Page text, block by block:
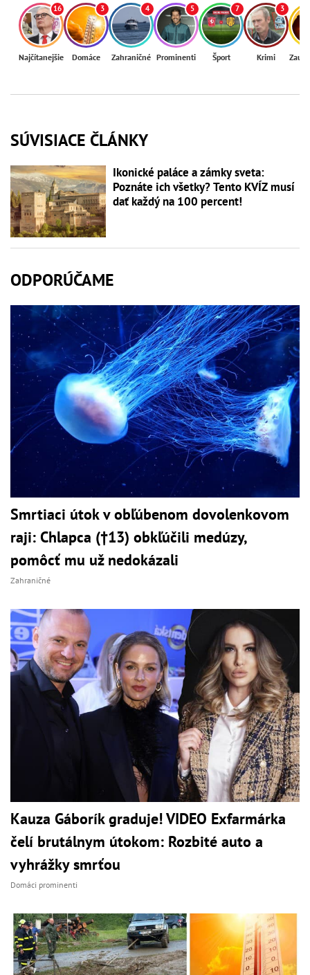
16
Najčítanejšie
3
Domáce
4
Zahraničné
5
Prominenti
7
Šport
3
Krimi
SÚVISIACE ČLÁNKY
Ikonické paláce a zámky sveta:
Poznáte ich všetky? Tento KVÍZ musí
dať každý na 100 percent!
ODPORÚČAME
Smrtiaci útok v obľúbenom dovolenkovom
raji: Chlapca (†13) obkľúčili medúzy,
pomôcť mu už nedokázali
Zahraničné
Kauza Gáborík graduje! VIDEO Exfarmárka
čelí brutálnym útokom: Rozbité auto a
vyhrážky smrťou
Domáci prominenti